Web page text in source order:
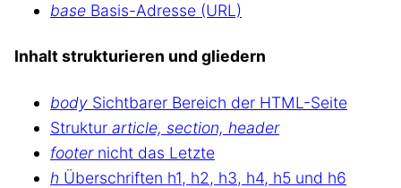
base Basis-Adresse (URL)
Inhalt strukturieren und gliedern
body Sichtbarer Bereich der HTML-Seite
Struktur article, section, header
footernicht das Letzte
h Überschriften h1, h2, h3, h4, h5 und h6